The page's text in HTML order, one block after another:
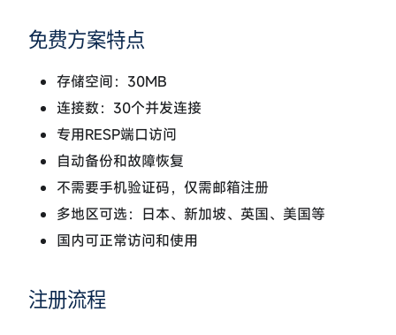
免费方案特点
存储空间：30MB
连接数：30个并发连接
专用RESP端口访问
自动备份和故障恢复
不需要手机验证码，仅需邮箱注册
多地区可选：日本、新加坡、英国、美国等
国内可正常访问和使用
注册流程